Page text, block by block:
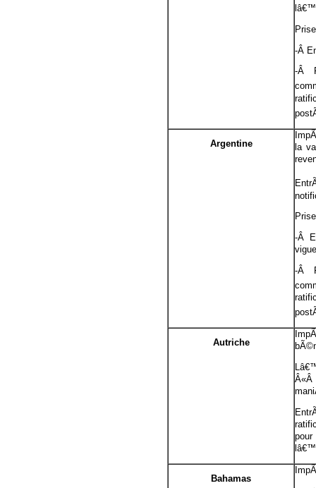
-Â
-Â
Argentine
la
-Â
-Â
Autriche
Â«Â
Bahamas